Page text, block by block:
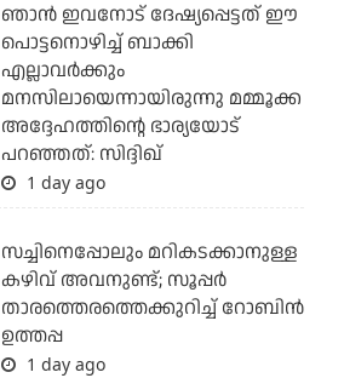
ഞാന്‍ ഇവനോട് ദേഷ്യപ്പെട്ടത് ഈ
പൊട്ടനൊഴിച്ച് ബാക്കി
എല്ലാവര്‍ക്കും
മനസിലായെന്നായിരുന്നു മമ്മൂക്ക
അദ്ദേഹത്തിന്റെ ഭാര്യയോട്
പറഞ്ഞത്: സിദ്ദിഖ്
1 day ago
സച്ചിനെപ്പോലും മറികടക്കാനുള്ള
കഴിവ് അവനുണ്ട്; സൂപ്പര്‍
താരത്തെരത്തെക്കുറിച്ച് റോബിന്‍
ഉത്തപ്പ
1 day ago